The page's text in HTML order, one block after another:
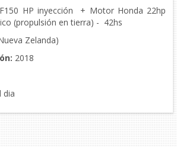
HP inyección + Motor Honda 22hp
(propulsión en tierra) - 42hs
Zelanda)
2018
dia